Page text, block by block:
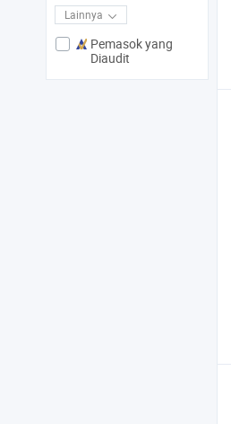
Lainnya
Pemasok yang
Diaudit